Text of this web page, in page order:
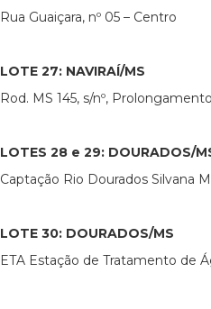
Rua Guaiçara, nº 05 – Centro
LOTE 27: NAVIRAÍ/MS
Rod. MS 145, s/nº,
LOTES 28 e 29: DOURADOS/
Captação Rio Dourados Silvana
LOTE 30: DOURADOS/MS
ETA Estação de Tratamento de